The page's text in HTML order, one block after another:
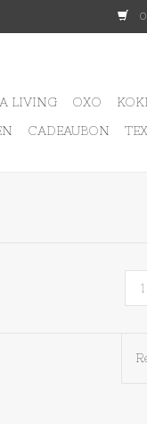
LIVING OXO
CADEAUBON